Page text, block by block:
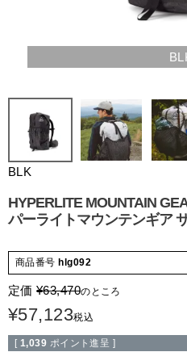
BLK
HYPERLITE MOUNTAIN
パーライトマウンテンギア
商品番号 hlg092
定価 ¥63,470のところ
¥57,123税込
[ 1,039 ポイント進呈 ]